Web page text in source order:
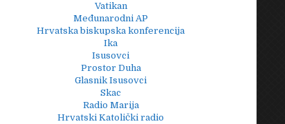
Vatikan
Međunarodni AP
Hrvatska biskupska konferencija
Ika
Isusovci
Prostor Duha
Glasnik Isusovci
Skac
Radio Marija
Hrvatski Katolički radio